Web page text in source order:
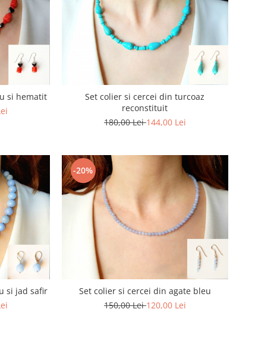
si hematit
Set colier si cercei din turcoaz
reconstituit
180,00 Lei144,00 Lei
si jad safir
-20%
Set colier si cercei din agate bleu
150,00 Lei120,00 Lei